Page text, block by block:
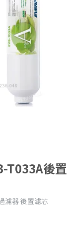
T033A後
濾器 後置濾芯